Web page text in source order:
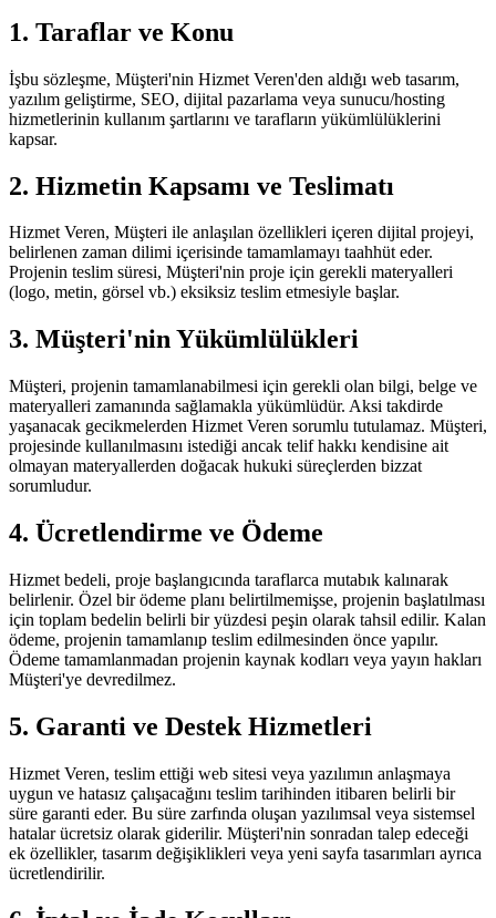
1. Taraflar ve Konu
İşbu sözleşme, Müşteri'nin Hizmet Veren'den aldığı web tasarım,
yazılım geliştirme, SEO, dijital pazarlama veya sunucu/hosting
hizmetlerinin kullanım şartlarını ve tarafların yükümlülüklerini
kapsar.
2. Hizmetin Kapsamı ve Teslimatı
Hizmet Veren, Müşteri ile anlaşılan özellikleri içeren dijital projeyi,
belirlenen zaman dilimi içerisinde tamamlamayı taahhüt eder.
Projenin teslim süresi, Müşteri'nin proje için gerekli materyalleri
(logo, metin, görsel vb.) eksiksiz teslim etmesiyle başlar.
3. Müşteri'nin Yükümlülükleri
Müşteri, projenin tamamlanabilmesi için gerekli olan bilgi, belge ve
materyalleri zamanında sağlamakla yükümlüdür. Aksi takdirde
yaşanacak gecikmelerden Hizmet Veren sorumlu tutulamaz. Müşteri,
projesinde kullanılmasını istediği ancak telif hakkı kendisine ait
olmayan materyallerden doğacak hukuki süreçlerden bizzat
sorumludur.
4. Ücretlendirme ve Ödeme
Hizmet bedeli, proje başlangıcında taraflarca mutabık kalınarak
belirlenir. Özel bir ödeme planı belirtilmemişse, projenin başlatılması
için toplam bedelin belirli bir yüzdesi peşin olarak tahsil edilir. Kalan
ödeme, projenin tamamlanıp teslim edilmesinden önce yapılır.
Ödeme tamamlanmadan projenin kaynak kodları veya yayın hakları
Müşteri'ye devredilmez.
5. Garanti ve Destek Hizmetleri
Hizmet Veren, teslim ettiği web sitesi veya yazılımın anlaşmaya
uygun ve hatasız çalışacağını teslim tarihinden itibaren belirli bir
süre garanti eder. Bu süre zarfında oluşan yazılımsal veya sistemsel
hatalar ücretsiz olarak giderilir. Müşteri'nin sonradan talep edeceği
ek özellikler, tasarım değişiklikleri veya yeni sayfa tasarımları ayrıca
ücretlendirilir.